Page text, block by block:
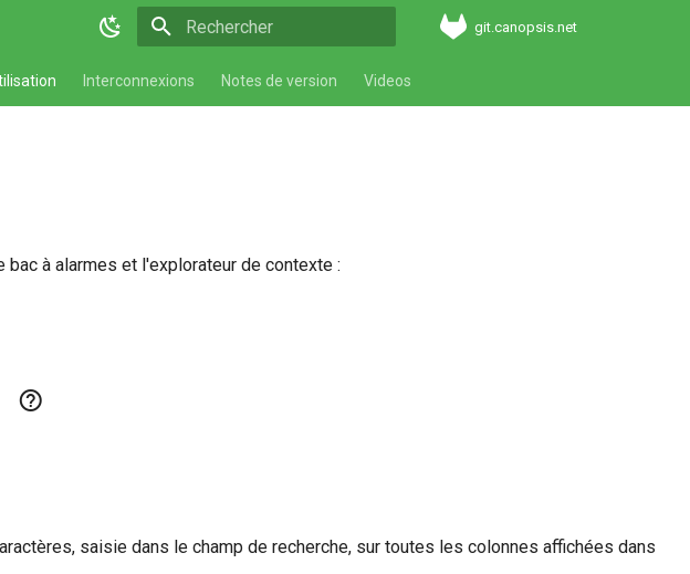
git.canopsis.net
Interconnexions Notes de version Videos
à alarmes et l'explorateur de contexte :
saisie dans le champ de recherche, sur toutes les colonnes affichées dans